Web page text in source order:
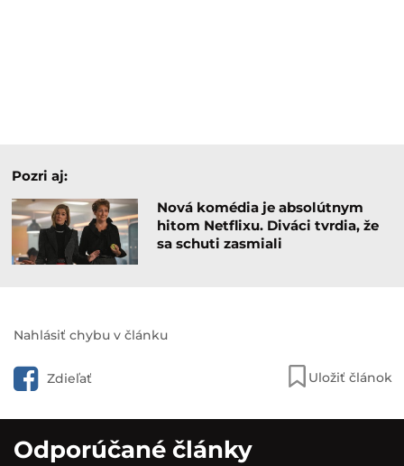
Pozri aj:
Nová komédia je absolútnym
hitom Netflixu. Diváci tvrdia, že
sa schuti zasmiali
Nahlásiť chybu v článku
Zdieľať Uložiť článok
Odporúčané články